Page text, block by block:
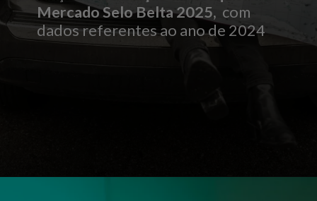
Mercado Selo Belta 2025, com
dados referentes ao ano de 2024